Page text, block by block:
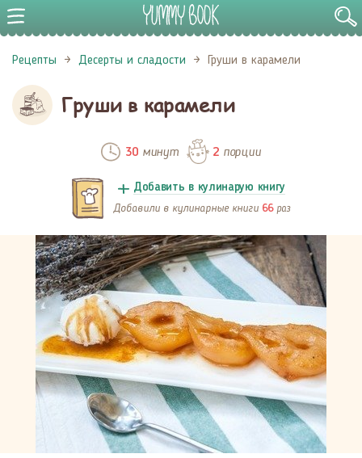
Рецепты Десерты и сладости Груши в карамели
Груши в карамели
30минут 2порции
Добавить в кулинарую книгу
Добавили в кулинарные книги 66 раз